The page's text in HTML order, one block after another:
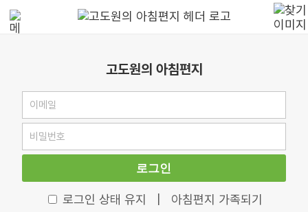
고도원의 아침편지
로그인
로그인 상태 유지 아침편지 가족되기